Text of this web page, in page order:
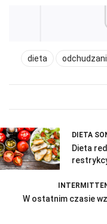
dieta
DIETA
Dieta
W ostatnim czasie